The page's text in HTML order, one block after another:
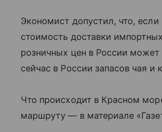
Экономист допустил, что, если
стоимость доставки
розничных цен в России
сейчас в России запасов чая и
Что происходит в Красном
маршруту — в материале